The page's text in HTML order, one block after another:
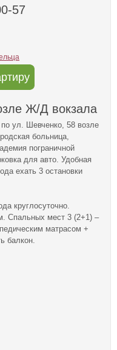
57
Ж/Д вокзала
ул. Шевченко, 58 возле
больница,
пограничной
для авто. Удобная
ехать 3 остановки
круглосуточно.
Спальных мест 3 (2+1) –
матрасом +
балкон.